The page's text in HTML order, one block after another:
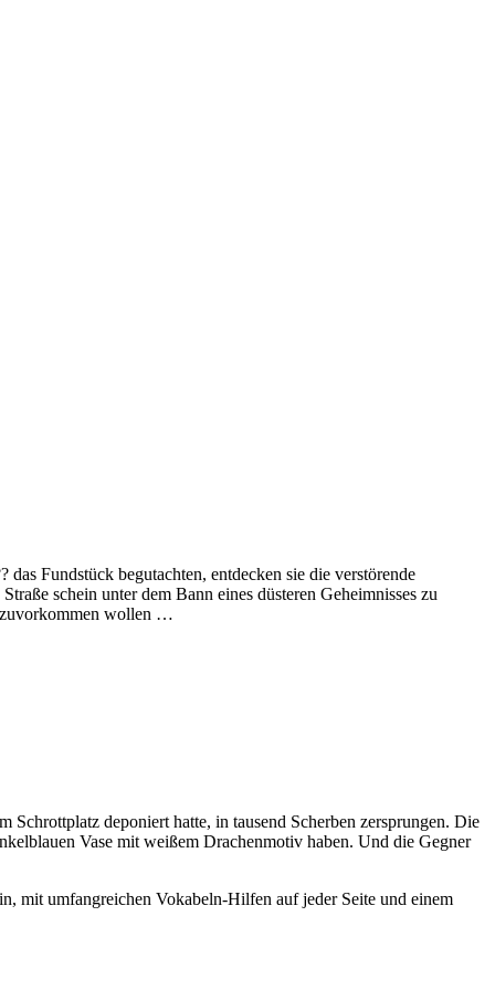
Fundstück begutachten, entdecken sie die verstörende
schein unter dem Bann eines düsteren Geheimnisses zu
zuvorkommen wollen …
deponiert hatte, in tausend Scherben zersprungen. Die
Vase mit weißem Drachenmotiv haben. Und die Gegner
mit umfangreichen Vokabeln-Hilfen auf jeder Seite und einem